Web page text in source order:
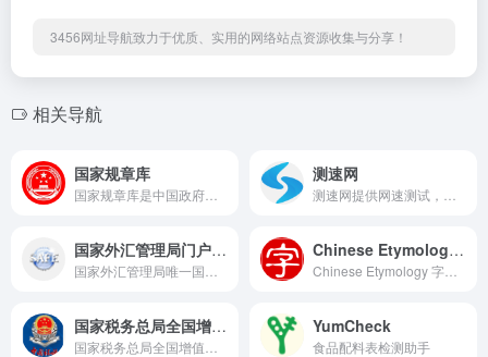
3456网址导航致力于优质、实用的网络站点资源收集与分享！
相关导航
国家规章库 测速网
国家外汇管理局门户网站 Chinese Etymology 字源
国家税务总局全国增值税发票查验平台 YumCheck
食品配料表检测助手